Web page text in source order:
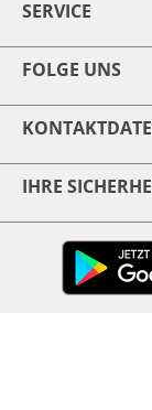
SERVICE
FOLGE UNS
IHRE